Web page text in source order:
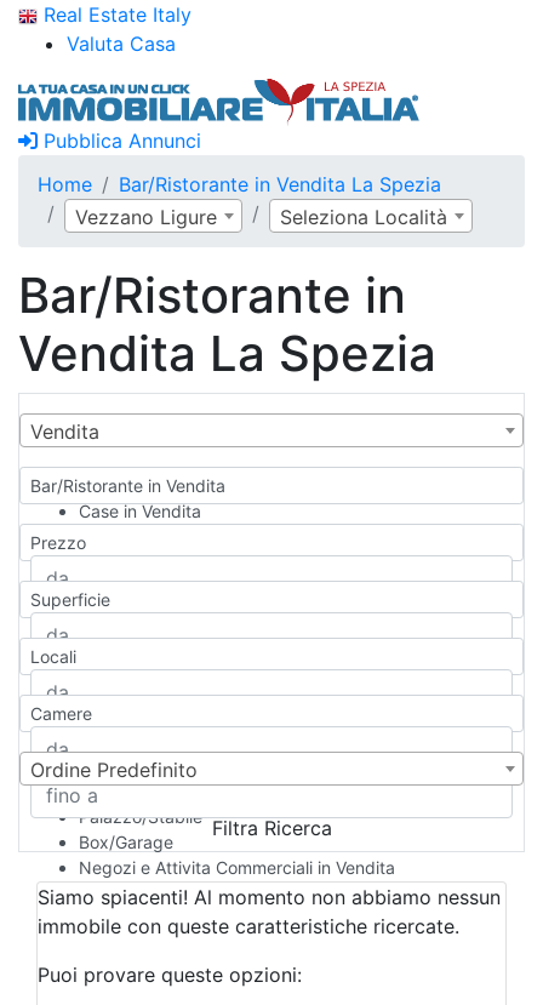
Real Estate Italy
Valuta Casa
Pubblica Annunci
Home
Bar/Ristorante in Vendita La Spezia
Vezzano Ligure
Seleziona Località
Bar/Ristorante in
Vendita La Spezia
Vendita
Bar/Ristorante in Vendita
Case in Vendita
Qualsiasi
Appartamento
Casa indipendente
Casa Semi-indipendente
Attico/Mansarda
Rustico/Casale
Camera d'Albergo
Multiproprietà
Palazzo/Stabile
Box/Garage
Negozi e Attivita Commerciali in Vendita
Qualsiasi
Attività/Licenza Commerciale
Azienda Agricola
Bar/Ristorante
Prezzo
Superficie
Locali
Camere
Ordine Predefinito
Filtra Ricerca
Siamo spiacenti! Al momento non abbiamo nessun
immobile con queste caratteristiche ricercate.
Puoi provare queste opzioni: